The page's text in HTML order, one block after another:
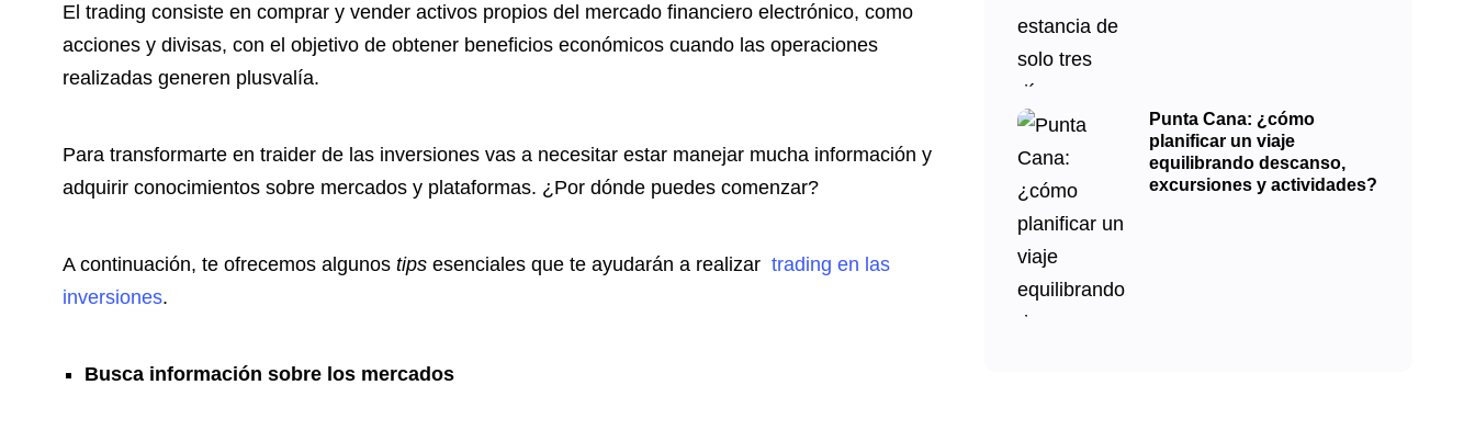
El trading consiste en comprar y vender activos propios del mercado financiero electrónico, como
acciones y divisas, con el objetivo de obtener beneficios económicos cuando las operaciones
realizadas generen plusvalía.
Para transformarte en traider de las inversiones vas a necesitar estar manejar mucha información y
adquirir conocimientos sobre mercados y plataformas. ¿Por dónde puedes comenzar?
A continuación, te ofrecemos algunos tips esenciales que te ayudarán a realizar trading en las
inversiones.
Busca información sobre los mercados
Punta Cana: ¿cómo
planificar un viaje
equilibrando descanso,
excursiones y actividades?